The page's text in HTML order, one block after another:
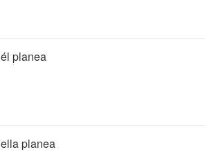
él planea
ella planea